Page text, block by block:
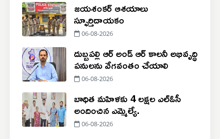
జయశంకర్ ఆశయాలు
స్ఫూర్తిదాయకం
06-08-2026
దుబ్బపల్లి ఆర్‌ అండ్‌ ఆర్ కాలనీ అభివృద్ధి
పనులను వేగవంతం చేయాలి
06-08-2026
బాధిత మహిళకు 4 లక్షల ఎల్ఓసీ
అందించిన ఎమ్మెల్యే.
06-08-2026